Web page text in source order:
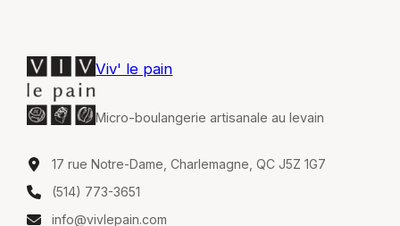
Viv' le pain
Micro-boulangerie artisanale au levain
17 rue Notre-Dame, Charlemagne, QC J5Z 1G7
(514) 773-3651
info@vivlepain.com